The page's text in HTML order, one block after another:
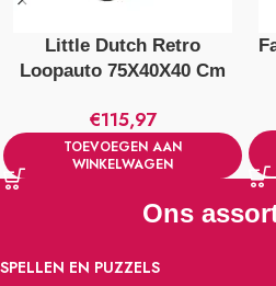
Little Dutch Retro
Loopauto 75X40X40 Cm
€115,97
TOEVOEGEN AAN
WINKELWAGEN
Ons
SPELLEN EN PUZZELS